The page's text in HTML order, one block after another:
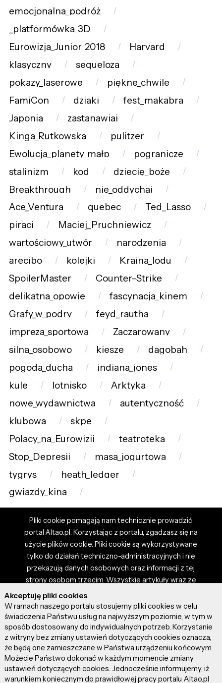
emocjonalna_podróż
_platformówka_3D
Eurowizja_Junior_2018
Harvard
klasyczny
sequeloza
pokazy_laserowe
piękne_chwile
FamiCon
dziaki
fest_makabra
Japonia
zastanawiaj
Kinga_Rutkowska
pulitzer
Ewolucja_planety_małp
pogranicze
stalinizm
kod
dziecię_boże
Breakthrough
nie_oddychaj
Ace_Ventura
quebec
Ted_Lasso
piraci
Maciej_Pruchniewicz
wartościowy_utwór
narodzenia
arecibo
kolejki
Kraina_lodu
SpoilerMaster
Counter-Strike
delikatna_opowie
fascynacja_kinem
Grafy_w_podry
feyd_rautha
impreza_sportowa
Zaczarowany
silna_osobowo
kiesze
dagobah
pogoda_ducha
indiana_jones
kule
lotnisko
Arktyka
nowe_wydawnictwa
autentyczność
klubowa
skpe
Polacy_na_Eurowizji
teatroteka
Stop_Depresji
masa_jogurtowa
tygrys
heath_ledger
gwiazdy_kina
Pliki cookie pomagają nam technicznie prowadzić
portal Altao.pl. Korzystając z portalu, zgadzasz się na
użycie plików cookie. Pliki cookie są wykorzystywane
tylko do działań techniczno-administracyjnych i nie
przekazują danych osobowych oraz informacji z tej
strony osobom trzecim. Wszystkie artykuły wraz ze
zdjęciami i materiałami dostępnymi na portalu są
własnością użytkowników. Administrator i właściciel
portalu nie ponosi odpowiedzialności za tresci
prezentowane przez autorów artykułów. Dodając
artykuł, zgadzasz się z regulaminem portalu oraz
ponosisz odpowiedzialność za wszystkie materiały
umieszczone przez Ciebie na stronie altao.pl.
Szczegóły dostępne w regulaminie portalu.
Akceptuję pliki cookies
W ramach naszego portalu stosujemy pliki cookies w celu
świadczenia Państwu usług na najwyższym poziomie, w tym w
sposób dostosowany do indywidualnych potrzeb. Korzystanie
z witryny bez zmiany ustawień dotyczących cookies oznacza,
że będą one zamieszczane w Państwa urządzeniu końcowym.
Możecie Państwo dokonać w każdym momencie zmiany
ustawień dotyczących cookies. Jednocześnie informujemy, iż
warunkiem koniecznym do prawidłowej pracy portalu Altao.pl